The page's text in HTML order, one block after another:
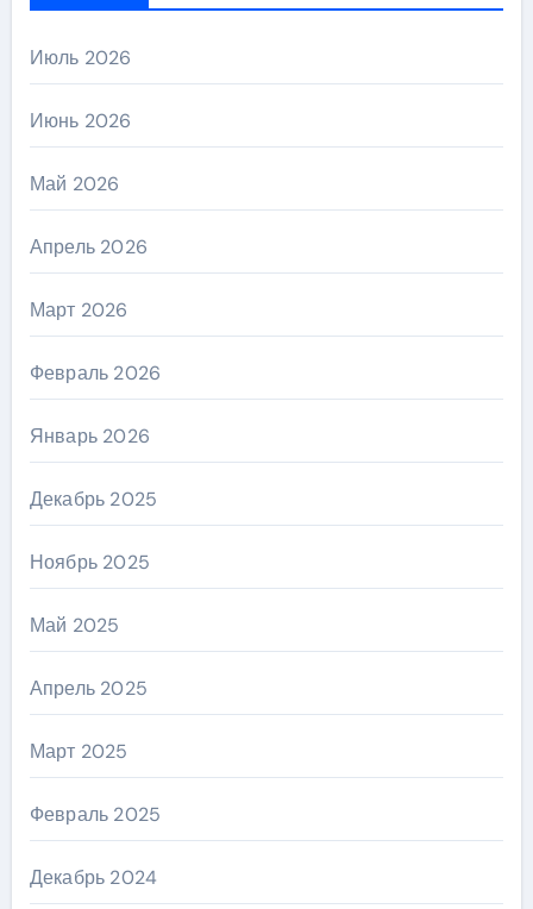
Июль 2026
Июнь 2026
Май 2026
Апрель 2026
Март 2026
Февраль 2026
Январь 2026
Декабрь 2025
Ноябрь 2025
Май 2025
Апрель 2025
Март 2025
Февраль 2025
Декабрь 2024